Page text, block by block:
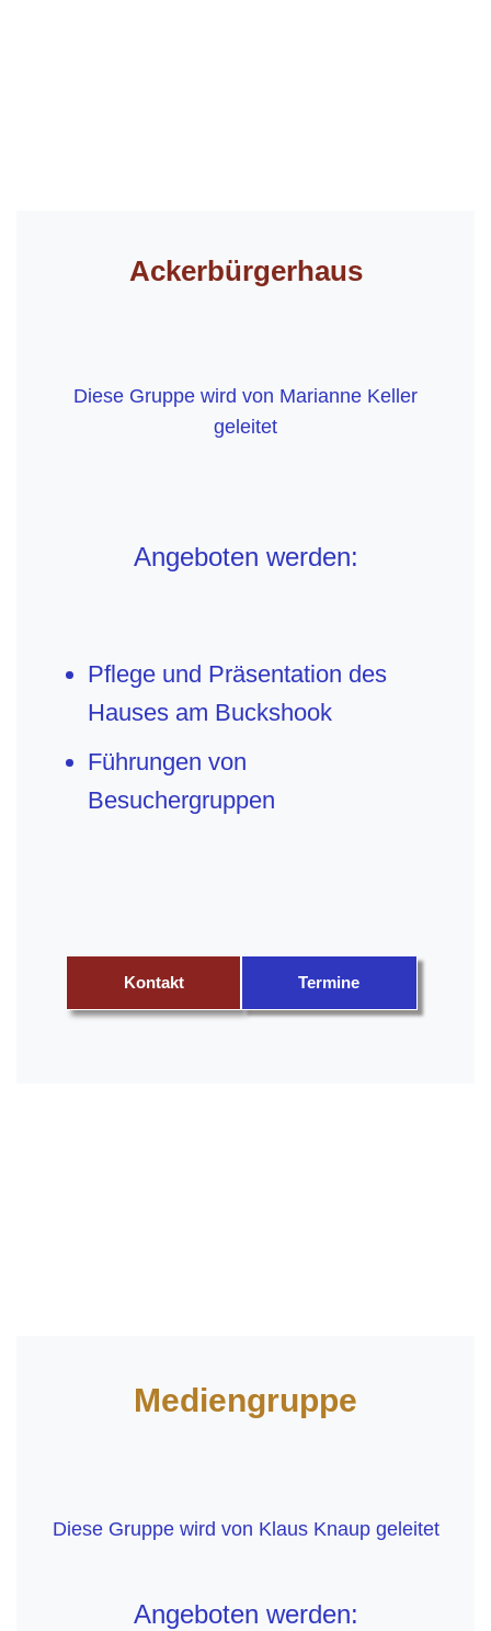
Ackerbürgerhaus
Diese Gruppe wird von Marianne Keller
geleitet
Angeboten werden:
Pflege und Präsentation des
Hauses am Buckshook
Führungen von
Besuchergruppen
Kontakt Termine
Mediengruppe
Diese Gruppe wird von Klaus Knaup geleitet
Angeboten werden: